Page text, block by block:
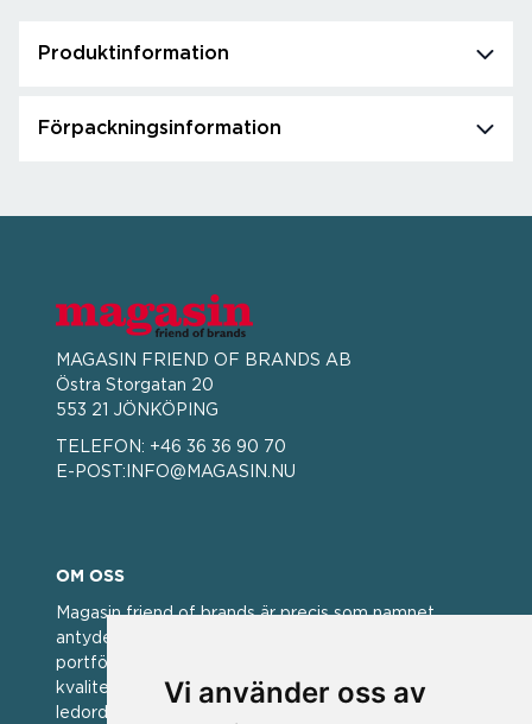
Vi använder oss av
Produktinformation
Förpackningsinformation
MAGASIN FRIEND OF BRANDS AB
Östra Storgatan 20
553 21 JÖNKÖPING
TELEFON: +46 36 36 90 70
E-POST: INFO@MAGASIN.NU
OM OSS
Magasin friend of brands är precis som namnet
antyder; en vän av varumärken. Vi har idag en stor
portfölj med välkända varumärken med hög
kvalitet. För oss har kvalitet alltid varit ett av
ledorden och som styrt vår verksamhet.